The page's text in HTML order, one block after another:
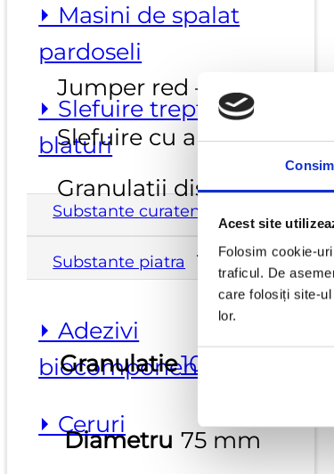
Acest site
Folosim cookie-
traficul. De
care folosiți site-
lor.
⏵ Masini de spalat
pardoseli
⏵ Slefuire trepte si
blaturi
Substante curatenie
Substante piatra
⏵ Adezivi
biocomponenti
⏵ Ceruri
Jumper red – dischete
Slefuire cu apa
Granulatii disponibile :
Granulatie100
Diametru 75 mm